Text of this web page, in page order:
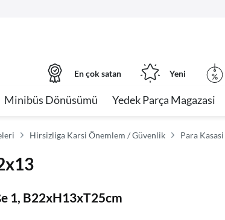
En çok satan Yeni
Minibüs Dönüsümü Yedek Parça Magazasi
Hirsizliga Karsi Önemlem / Güvenlik Para Kasasi
1, B22xH13xT25cm